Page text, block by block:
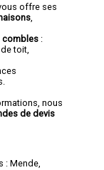
offre ses
combles :
toit,
nous
de devis
: Mende,